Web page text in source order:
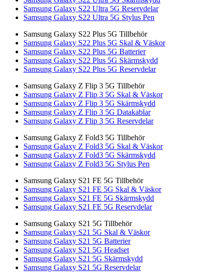
Samsung Galaxy S22 Ultra 5G Reservdelar
Samsung Galaxy S22 Ultra 5G Stylus Pen
Samsung Galaxy S22 Plus 5G Tillbehör
Samsung Galaxy S22 Plus 5G Skal & Väskor
Samsung Galaxy S22 Plus 5G Batterier
Samsung Galaxy S22 Plus 5G Skärmskydd
Samsung Galaxy S22 Plus 5G Reservdelar
Samsung Galaxy Z Flip 3 5G Tillbehör
Samsung Galaxy Z Flip 3 5G Skal & Väskor
Samsung Galaxy Z Flip 3 5G Skärmskydd
Samsung Galaxy Z Flip 3 5G Datakablar
Samsung Galaxy Z Flip 3 5G Reservdelar
Samsung Galaxy Z Fold3 5G Tillbehör
Samsung Galaxy Z Fold3 5G Skal & Väskor
Samsung Galaxy Z Fold3 5G Skärmskydd
Samsung Galaxy Z Fold3 5G Stylus Pen
Samsung Galaxy S21 FE 5G Tillbehör
Samsung Galaxy S21 FE 5G Skal & Väskor
Samsung Galaxy S21 FE 5G Skärmskydd
Samsung Galaxy S21 FE 5G Reservdelar
Samsung Galaxy S21 5G Tillbehör
Samsung Galaxy S21 5G Skal & Väskor
Samsung Galaxy S21 5G Batterier
Samsung Galaxy S21 5G Headset
Samsung Galaxy S21 5G Skärmskydd
Samsung Galaxy S21 5G Reservdelar